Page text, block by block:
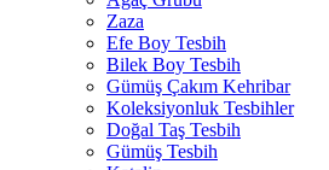
Zaza
Efe Boy Tesbih
Bilek Boy Tesbih
Gümüş Çakım Kehribar
Koleksiyonluk Tesbihler
Doğal Taş Tesbih
Gümüş Tesbih